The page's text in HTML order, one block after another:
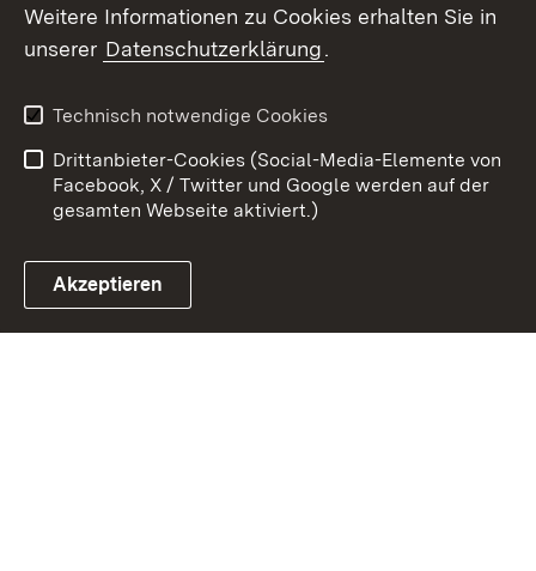
Link zum Landesportal
Datenschutz
Barrierefreiheit
Impressum
Cookies
Weitere Informationen zu Cookies erhalten Sie in
unserer Datenschutzerklärung.
Technisch notwendige Cookies
Drittanbieter-Cookies (Social-Media-Elemente von
Facebook, X / Twitter und Google werden auf der
gesamten Webseite aktiviert.)
Akzeptieren